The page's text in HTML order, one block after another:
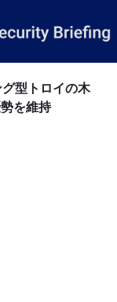
型トロイの木
を維持